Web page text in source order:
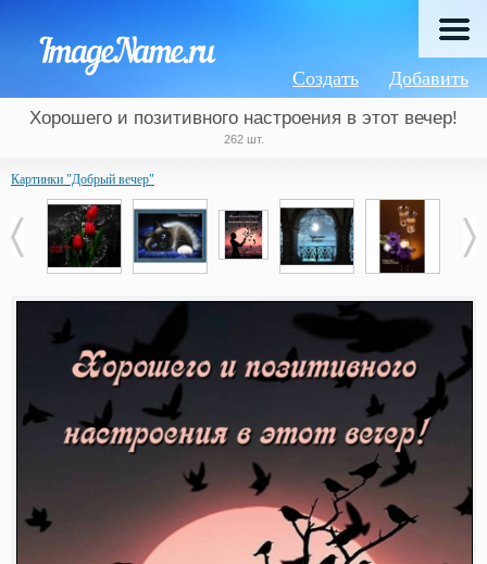
Добавить
Создать
Хорошего и позитивного настроения в этот вечер!
262 шт.
Картинки "Добрый вечер"